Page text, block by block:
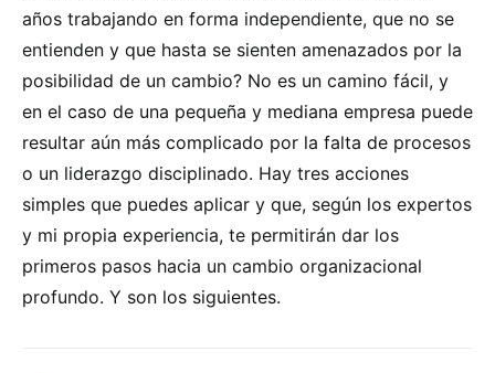
años trabajando en forma independiente, que no se
entienden y que hasta se sienten amenazados por la
posibilidad de un cambio? No es un camino fácil, y
en el caso de una pequeña y mediana empresa puede
resultar aún más complicado por la falta de procesos
o un liderazgo disciplinado. Hay tres acciones
simples que puedes aplicar y que, según los expertos
y mi propia experiencia, te permitirán dar los
primeros pasos hacia un cambio organizacional
profundo. Y son los siguientes.